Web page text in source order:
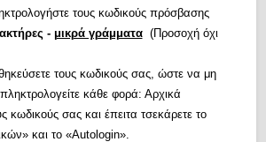
τους κωδικούς πρόσβασης
- μικρά γράμματα(Προσοχή όχι
τους κωδικούς σας, ώστε να μη
κάθε φορά: Αρχικά
κωδικούς σας και έπειτα τσεκάρετε το
και το «Autologin».